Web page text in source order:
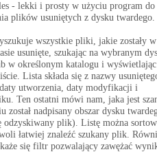
- lekki i prosty w użyciu program do
plików usuniętych z dysku twardego.
wszystkie pliki, jakie zostały w
usunięte, szukając na wybranym
w określonym katalogu i wyświetlając
Lista składa się z nazwy
utworzenia, daty modyfikacji i
Ten ostatni mówi nam, jaka jest
nadpisany obszar dysku
odzyskiwany plik). Listę można
łatwiej znaleźć szukany plik.
się filtr pozwalający zawężać